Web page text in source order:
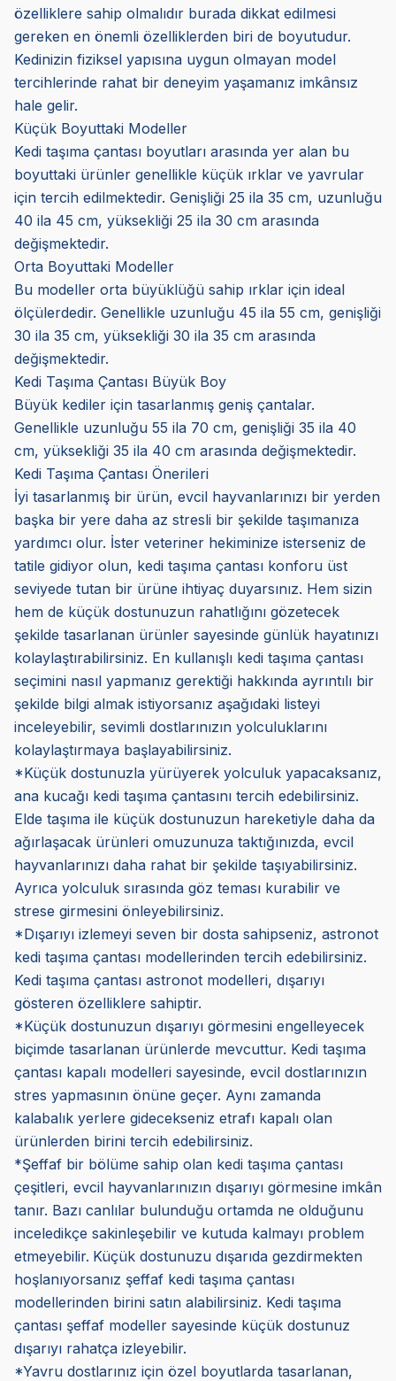
özelliklere sahip olmalıdır burada dikkat edilmesi
gereken en önemli özelliklerden biri de boyutudur.
Kedinizin fiziksel yapısına uygun olmayan model
tercihlerinde rahat bir deneyim yaşamanız imkânsız
hale gelir.
Küçük Boyuttaki Modeller
Kedi taşıma çantası boyutları arasında yer alan bu
boyuttaki ürünler genellikle küçük ırklar ve yavrular
için tercih edilmektedir. Genişliği 25 ila 35 cm, uzunluğu
40 ila 45 cm, yüksekliği 25 ila 30 cm arasında
değişmektedir.
Orta Boyuttaki Modeller
Bu modeller orta büyüklüğü sahip ırklar için ideal
ölçülerdedir. Genellikle uzunluğu 45 ila 55 cm, genişliği
30 ila 35 cm, yüksekliği 30 ila 35 cm arasında
değişmektedir.
Kedi Taşıma Çantası Büyük Boy
Büyük kediler için tasarlanmış geniş çantalar.
Genellikle uzunluğu 55 ila 70 cm, genişliği 35 ila 40
cm, yüksekliği 35 ila 40 cm arasında değişmektedir.
Kedi Taşıma Çantası Önerileri
İyi tasarlanmış bir ürün, evcil hayvanlarınızı bir yerden
başka bir yere daha az stresli bir şekilde taşımanıza
yardımcı olur. İster veteriner hekiminize isterseniz de
tatile gidiyor olun, kedi taşıma çantası konforu üst
seviyede tutan bir ürüne ihtiyaç duyarsınız. Hem sizin
hem de küçük dostunuzun rahatlığını gözetecek
şekilde tasarlanan ürünler sayesinde günlük hayatınızı
kolaylaştırabilirsiniz. En kullanışlı kedi taşıma çantası
seçimini nasıl yapmanız gerektiği hakkında ayrıntılı bir
şekilde bilgi almak istiyorsanız aşağıdaki listeyi
inceleyebilir, sevimli dostlarınızın yolculuklarını
kolaylaştırmaya başlayabilirsiniz.
*Küçük dostunuzla yürüyerek yolculuk yapacaksanız,
ana kucağı kedi taşıma çantasını tercih edebilirsiniz.
Elde taşıma ile küçük dostunuzun hareketiyle daha da
ağırlaşacak ürünleri omuzunuza taktığınızda, evcil
hayvanlarınızı daha rahat bir şekilde taşıyabilirsiniz.
Ayrıca yolculuk sırasında göz teması kurabilir ve
strese girmesini önleyebilirsiniz.
*Dışarıyı izlemeyi seven bir dosta sahipseniz, astronot
kedi taşıma çantası modellerinden tercih edebilirsiniz.
Kedi taşıma çantası astronot modelleri, dışarıyı
gösteren özelliklere sahiptir.
*Küçük dostunuzun dışarıyı görmesini engelleyecek
biçimde tasarlanan ürünlerde mevcuttur. Kedi taşıma
çantası kapalı modelleri sayesinde, evcil dostlarınızın
stres yapmasının önüne geçer. Aynı zamanda
kalabalık yerlere gidecekseniz etrafı kapalı olan
ürünlerden birini tercih edebilirsiniz.
*Şeffaf bir bölüme sahip olan kedi taşıma çantası
çeşitleri, evcil hayvanlarınızın dışarıyı görmesine imkân
tanır. Bazı canlılar bulunduğu ortamda ne olduğunu
inceledikçe sakinleşebilir ve kutuda kalmayı problem
etmeyebilir. Küçük dostunuzu dışarıda gezdirmekten
hoşlanıyorsanız şeffaf kedi taşıma çantası
modellerinden birini satın alabilirsiniz. Kedi taşıma
çantası şeffaf modeller sayesinde küçük dostunuz
dışarıyı rahatça izleyebilir.
*Yavru dostlarınız için özel boyutlarda tasarlanan,